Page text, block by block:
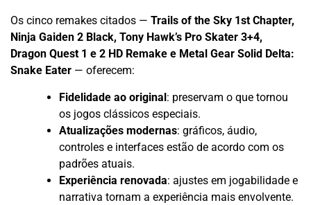
Os cinco remakes citados — Trails of the Sky 1st Chapter,
Ninja Gaiden 2 Black, Tony Hawk’s Pro Skater 3+4,
Dragon Quest 1 e 2 HD Remake e Metal Gear Solid Delta:
Snake Eater — oferecem:
Fidelidade ao original: preservam o que tornou
os jogos clássicos especiais.
Atualizações modernas: gráficos, áudio,
controles e interfaces estão de acordo com os
padrões atuais.
Experiência renovada: ajustes em jogabilidade e
narrativa tornam a experiência mais envolvente.